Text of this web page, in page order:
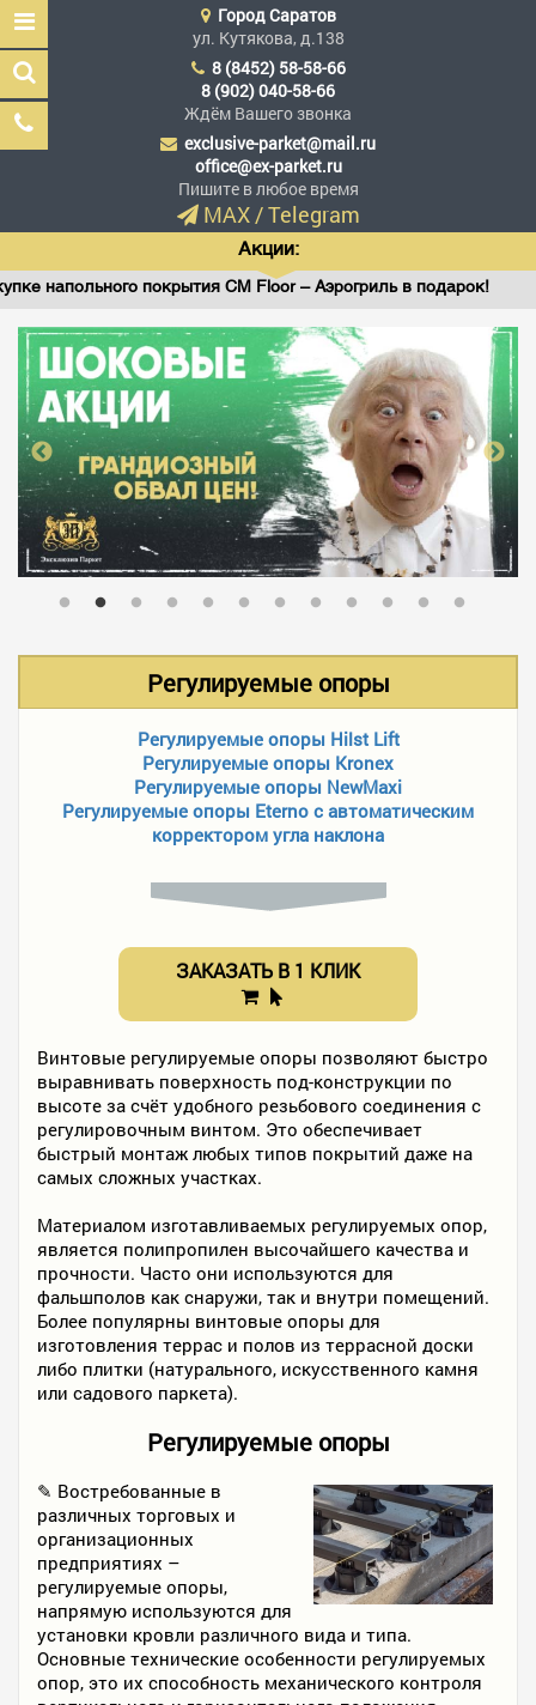
Эксклюзив Паркет
Мы сделали эксклюзив
доступным
ГЛАВНАЯ
АССОРТИМЕНТ
В НАЛИЧИИ
АКЦИИ
ФОТО РАБОТ
КОНТАКТЫ
ГородСаратов
ул. Кутякова, д.138
8 (8452) 58-58-66
8 (902) 040-58-66
Ждём Вашего звонка
exclusive-parket@mail.ru
office@ex-parket.ru
Пишите в любое время
MAX/Telegram
Акции:
покрытия CM Floor – Аэрогриль в подарок!
Регулируемые опоры
Регулируемые опоры Hilst Lift
Регулируемые опоры Kronex
Регулируемые опоры NewMaxi
Регулируемые опоры Eterno с автоматическим
корректором угла наклона
ЗАКАЗАТЬ В 1 КЛИК
Винтовые регулируемые опоры позволяют быстро
выравнивать поверхность под-конструкции по
высоте за счёт удобного резьбового соединения с
регулировочным винтом. Это обеспечивает
быстрый монтаж любых типов покрытий даже на
самых сложных участках.
Материалом изготавливаемых регулируемых опор,
является полипропилен высочайшего качества и
прочности. Часто они используются для
фальшполов как снаружи, так и внутри помещений.
Более популярны винтовые опоры для
изготовления террас и полов из террасной доски
либо плитки (натурального, искусственного камня
или садового паркета).
Регулируемые опоры
✎ Востребованные в
различных торговых и
организационных
предприятиях –
регулируемые опоры,
напрямую используются для
установки кровли различного вида и типа.
Основные технические особенности регулируемых
опор, это их способность механического контроля